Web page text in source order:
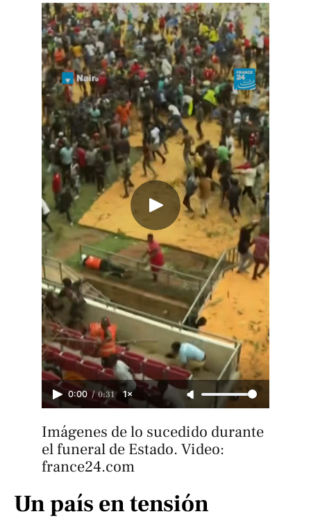
0:00 / 0:31 1×
Imágenes de lo sucedido durante
el funeral de Estado. Video:
france24.com
Un país en tensión